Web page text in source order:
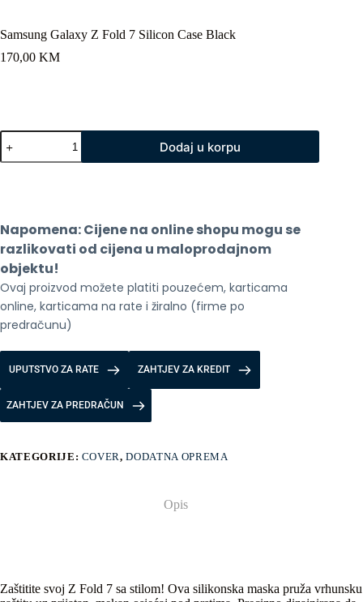
Samsung Galaxy Z Fold 7 Silicon Case Black
170,00 KM
Samsung
Galaxy
Z
Black
količina
Dodaj u korpu
Napomena: Cijene na online shopu mogu se
razlikovati od cijena u maloprodajnom
objektu!
Ovaj proizvod možete platiti pouzećem, karticama
online, karticama na rate i žiralno (firme po
predračunu)
UPUTSTVO ZA RATE ZAHTJEV ZA KREDIT
ZAHTJEV ZA PREDRAČUN
KATEGORIJE: COVER,DODATNA OPREMA
Opis
Zaštitite svoj Z Fold 7 sa stilom! Ova silikonska maska pruža vrhunsku